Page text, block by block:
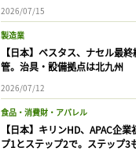
2026/07/15
製造業
【日本】ベスタス、ナセル最
管。治具・設備拠点は北九州
2026/07/12
食品・消費財・アパレル
【日本】キリンHD、APAC企
プ1とステップ2で。ステップ3